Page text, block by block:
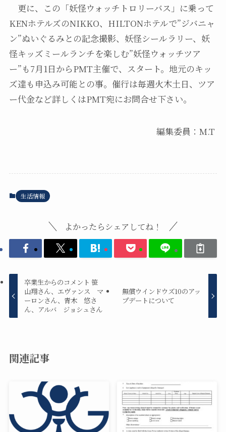
更に、この「妖怪ウォッチトロリーバス」に乗って
KENホテルズのNIKKO、HILTONホテルで”ジバニャ
ン”ぬいぐるみとの記念撮影、妖怪シールラリー、妖
怪キッズミールランチを楽しむ”妖怪ウォッチツア
ー”も7月1日からPMT主催で、スタート。地元のキッ
ズ達も申込み可能との事。催行は毎週火木土日、ツア
ー代金など詳しくはPMT宛にお問合せ下さい。
編集委員：M.T
生活情報
よかったらシェアしてね！
卒業生からのコメント 笹
山翔さん、エヴァンス マ
ーロンさん、青木 悠さ
ん、アルバ ジョシュさん
無償ウインドウズ10のアッ
プデートについて
関連記事